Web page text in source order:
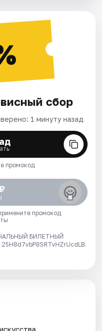
сбор
1 минуту назад
промокод
промокод
БИЛЕТНЫЙ